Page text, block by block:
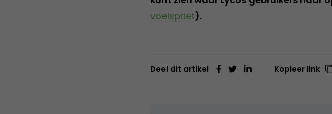
voelspriet).
Deel dit artikel Kopieer link